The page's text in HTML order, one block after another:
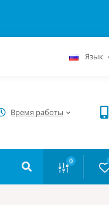
Язык
Время работы
0